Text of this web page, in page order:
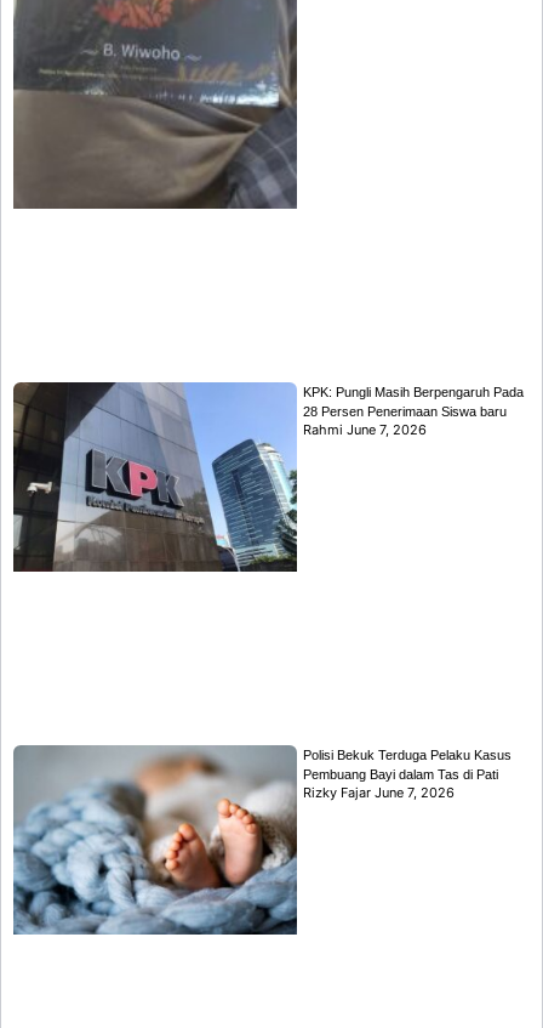
KPK: Pungli Masih Berpengaruh Pada
28 Persen Penerimaan Siswa baru
RahmiJune 7, 2026
Polisi Bekuk Terduga Pelaku Kasus
Pembuang Bayi dalam Tas di Pati
Rizky FajarJune 7, 2026